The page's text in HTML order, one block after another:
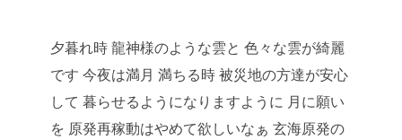
夕暮れ時 龍神様のような雲と 色々な雲が綺麗
です 今夜は満月 満ちる時 被災地の方達が安心
して 暮らせるようになりますように 月に願い
を 原発再稼動はやめて欲しいなぁ 玄海原発の